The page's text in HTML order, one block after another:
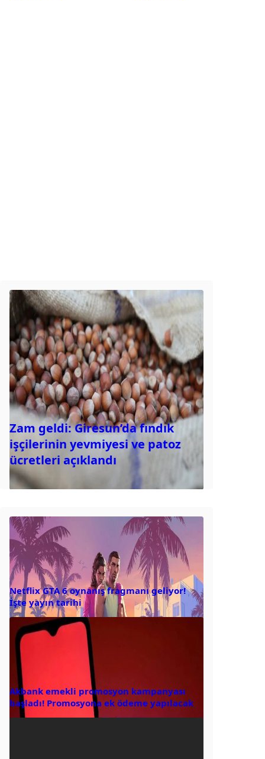
Zam geldi: Giresun’da fındık
işçilerinin yevmiyesi ve patoz
ücretleri açıklandı
Netflix GTA 6 oynanış fragmanı geliyor!
İşte yayın tarihi
Akbank emekli promosyon kampanyası
başladı! Promosyona ek ödeme yapılacak